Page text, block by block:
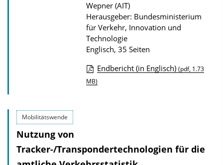
Wepner (AIT)
Herausgeber: Bundesministerium
für Verkehr, Innovation und
Technologie
Englisch, 35 Seiten
D
o
Endbericht (in Englisch) (pdf, 1.73
MB)
Mobilitätswende
Nutzung von
Tracker-/Transpondertechnologien für die